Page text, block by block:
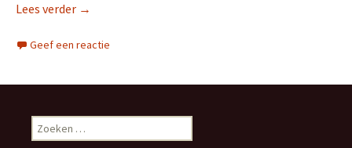
Lees verder Het laatste nieuws
→
Geef een reactie
o